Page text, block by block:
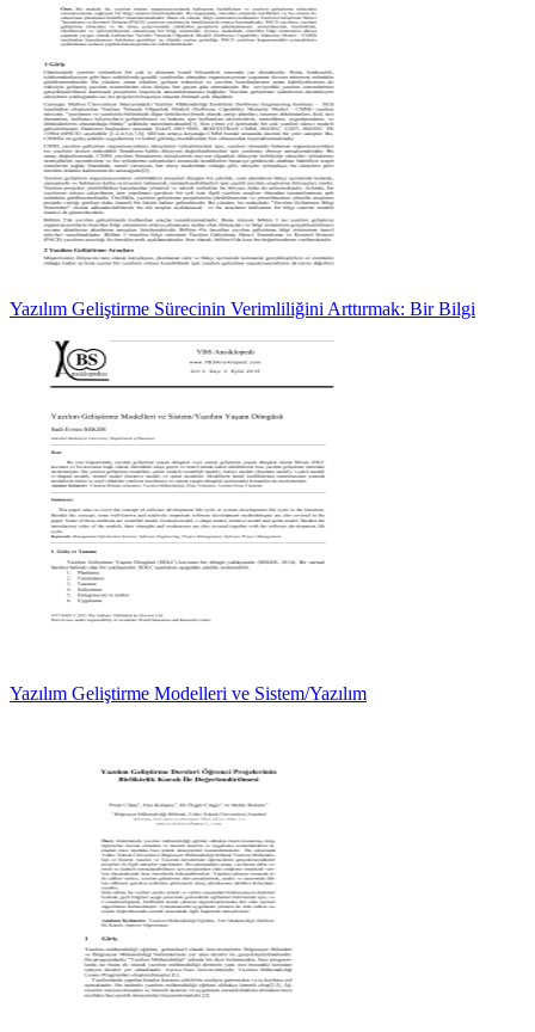
Yazılım Geliştirme Sürecinin Verimliliğini Arttırmak: Bir Bilgi
Yazılım Geliştirme Modelleri ve Sistem/Yazılım